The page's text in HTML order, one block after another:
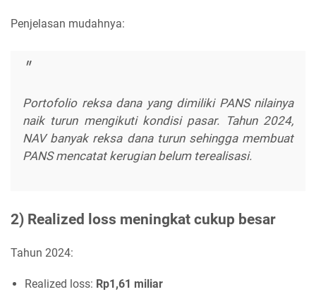
Penjelasan mudahnya:
Portofolio reksa dana yang dimiliki PANS nilainya
naik turun mengikuti kondisi pasar. Tahun 2024,
NAV banyak reksa dana turun sehingga membuat
PANS mencatat kerugian belum terealisasi.
2) Realized loss meningkat cukup besar
Tahun 2024:
Realized loss: Rp1,61 miliar